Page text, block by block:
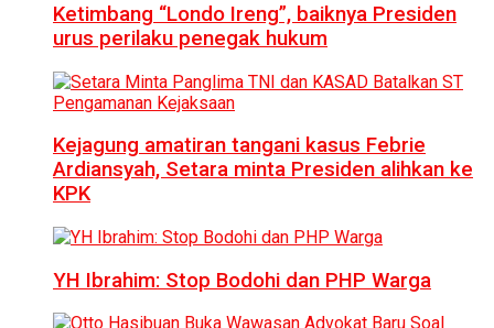
Ketimbang “Londo Ireng”, baiknya Presiden
urus perilaku penegak hukum
Kejagung amatiran tangani kasus Febrie
Ardiansyah, Setara minta Presiden alihkan ke
KPK
YH Ibrahim: Stop Bodohi dan PHP Warga